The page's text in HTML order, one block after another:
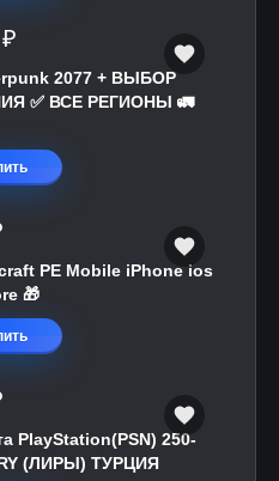
2077 + ВЫБОР
✅ ВСЕ РЕГИОНЫ 🚛
PE Mobile iPhone ios
🎁
PlayStation(PSN) 250-
(ЛИРЫ) ТУРЦИЯ